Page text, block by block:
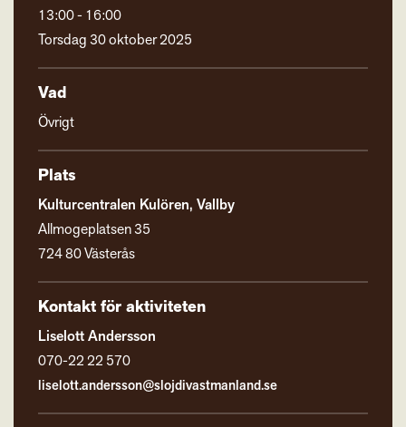
13:00 - 16:00
Torsdag 30 oktober 2025
Vad
Övrigt
Plats
Kulturcentralen Kulören, Vallby
Allmogeplatsen 35
724 80 Västerås
Kontakt för aktiviteten
Liselott Andersson
070-22 22 570
liselott.andersson@slojdivastmanland.se